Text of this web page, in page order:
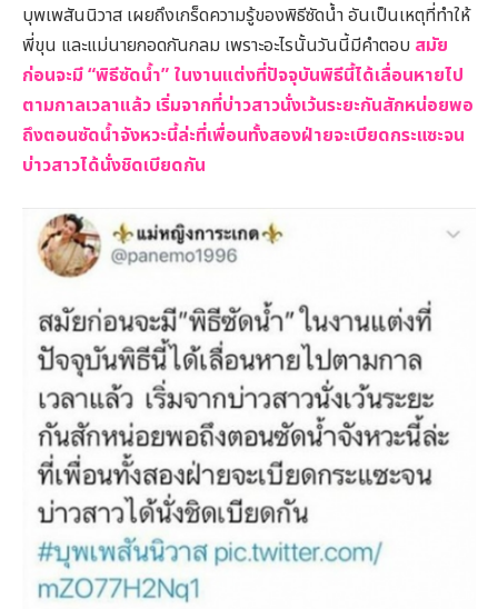
บุพเพสันนิวาส เผยถึงเกร็ดความรู้ของพิธีซัดน้ำ อันเป็นเหตุที่ทำให้
พี่ขุน และแม่นายกอดกันกลม เพราะอะไรนั้นวันนี้มีคำตอบ สมัย
ก่อนจะมี “พิธีซัดน้ำ” ในงานแต่งที่ปัจจุบันพิธีนี้ได้เลื่อนหายไป
ตามกาลเวลาแล้ว เริ่มจากที่บ่าวสาวนั่งเว้นระยะกันสักหน่อยพอ
ถึงตอนซัดน้ำจังหวะนี้ล่ะที่เพื่อนทั้งสองฝ่ายจะเบียดกระแซะจน
บ่าวสาวได้นั่งชิดเบียดกัน